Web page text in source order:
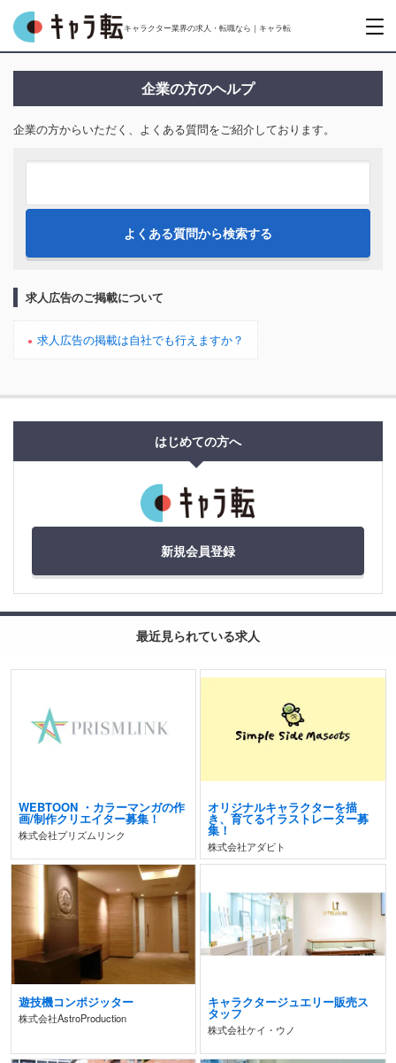
キャラクター業界の求人・転職なら｜キャラ転
企業の方のヘルプ
企業の方からいただく、よくある質問をご紹介しております。
求人広告のご掲載について
求人広告の掲載は自社でも行えますか？
はじめての方へ
新規会員登録
最近見られている求人
WEBTOON ・カラーマンガの作
画/制作クリエイター募集！
株式会社プリズムリンク
オリジナルキャラクターを描
き、育てるイラストレーター募
集！
株式会社アダビト
遊技機コンポジッター
株式会社AstroProduction
キャラクタージュエリー販売ス
タッフ
株式会社ケイ・ウノ